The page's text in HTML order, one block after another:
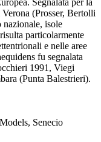
Segnalata per la
(Prosser, Bertolli
nazionale, isole
particolarmente
e nelle aree
fu segnalata
1991, Viegi
(Punta Balestrieri).
Senecio